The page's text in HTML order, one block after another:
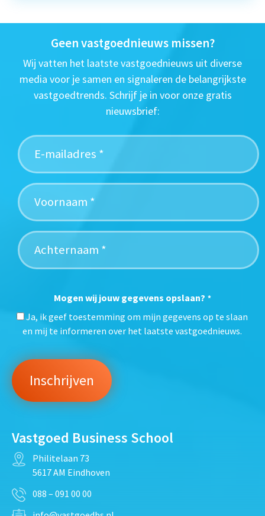
Geen vastgoednieuws missen?
Wij vatten het laatste vastgoednieuws uit diverse
media voor je samen en signaleren de belangrijkste
vastgoedtrends. Schrijf je in voor onze gratis
nieuwsbrief:
Mogen wij jouw gegevens opslaan? *
Ja, ik geef toestemming om mijn gegevens op te slaan
en mij te informeren over het laatste vastgoednieuws.
Vastgoed Business School
Philitelaan 73
5617 AM Eindhoven
088 – 091 00 00